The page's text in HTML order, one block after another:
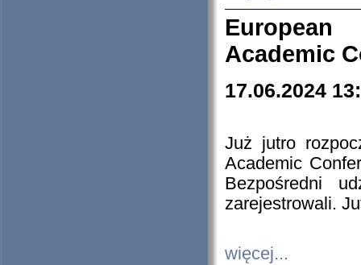
European
Academic
17.06.2024
Już jutro
Academic
Bezpośredni
zarejestrowali.
więcej...